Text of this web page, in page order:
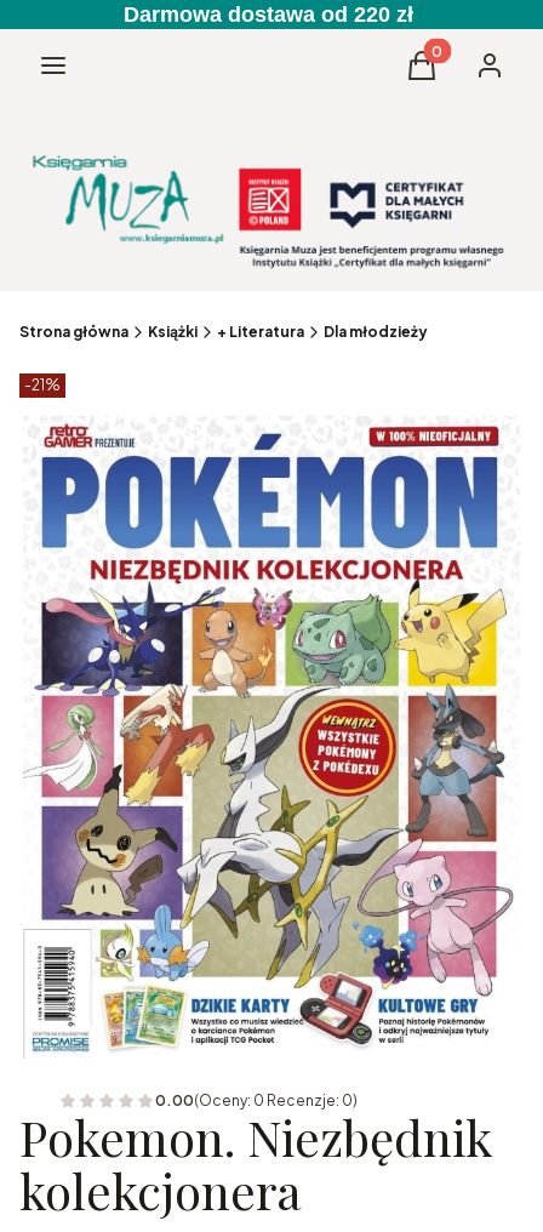
Darmowa dostawa od 220 zł
Menu Produkty w
Koszyk
Strona główna Książki + Literatura Dla młodzieży
Etykiety produktu
-21%
0.00(Oceny: 0 Recenzje: 0)
Pokemon. Niezbędnik
kolekcjonera